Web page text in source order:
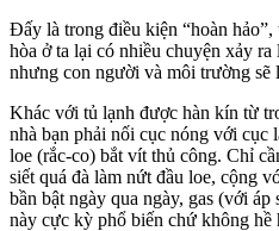
Đấy là trong điều kiện “hoàn
hòa ở ta lại có nhiều chuyện xảy
nhưng con người và môi trường sẽ
Khác với tủ lạnh được hàn kín từ
nhà bạn phải nối cục nóng với cục
loe (rắc-co) bắt vít thủ công. Chỉ
siết quá đà làm nứt đầu loe, cộng
bần bật ngày qua ngày, gas (với
này cực kỳ phổ biến chứ không hề